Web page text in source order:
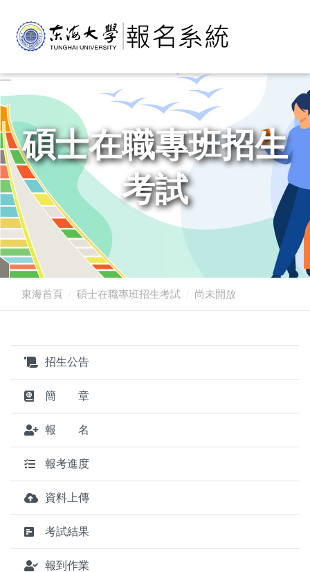
碩士在職專班招生
考試
東海首頁 碩士在職專班招生考試 尚未開放
招生公告
簡 章
報 名
報考進度
資料上傳
考試結果
報到作業